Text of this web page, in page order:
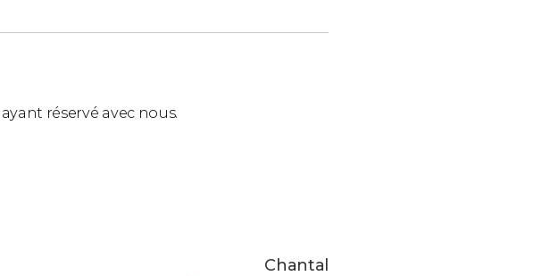
réservé avec nous.
Chantal